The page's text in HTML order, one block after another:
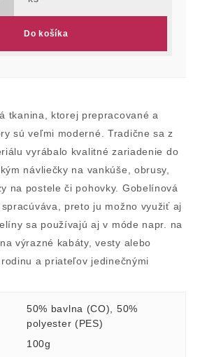
Do košíka
tkanina, ktorej prepracované a
sú veľmi moderné. Tradične sa z
vyrábalo kvalitné zariadenie do
návliečky na vankúše, obrusy,
na postele či pohovky. Gobelínová
preto ju možno využiť aj
sa používajú aj v móde napr. na
výrazné kabáty, vesty alebo
a priateľov jedinečnými
50% bavlna (CO)
50%
polyester (PES)
100g